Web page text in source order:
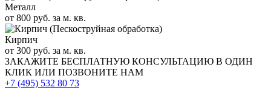
Металл
от 800 руб. за м. кв.
Кирпич
от 300 руб. за м. кв.
ЗАКАЖИТЕ БЕСПЛАТНУЮ КОНСУЛЬТАЦИЮ В ОДИН
КЛИК ИЛИ ПОЗВОНИТЕ НАМ
+7 (495) 532 80 73